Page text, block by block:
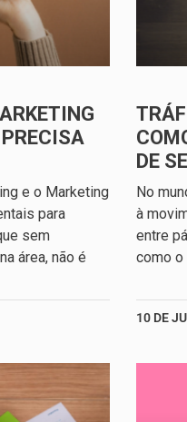
e o Marketing
para
sem
área, não é
DE
No
à
entre
como
10 DE